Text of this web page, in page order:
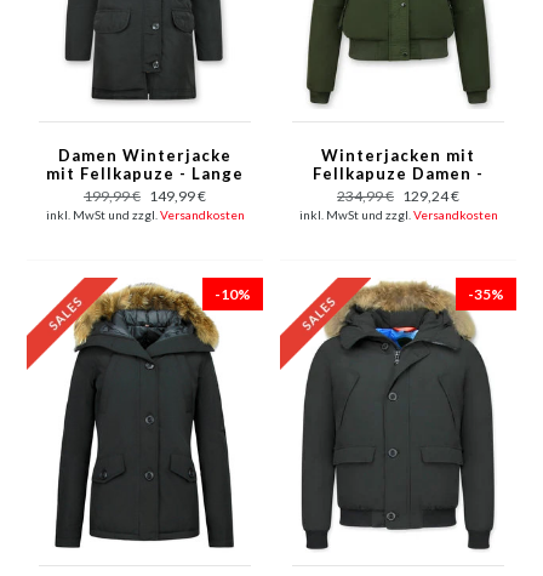
Damen Winterjacke
mit Fellkapuze - Lange
Parka - Schwarz
199,99 € 149,99 €
inkl. MwSt und zzgl. Versandkosten
Winterjacken mit
Fellkapuze Damen -
Kurze Jacke - Grün
234,99 € 129,24 €
inkl. MwSt und zzgl. Versandkosten
-10% -35%